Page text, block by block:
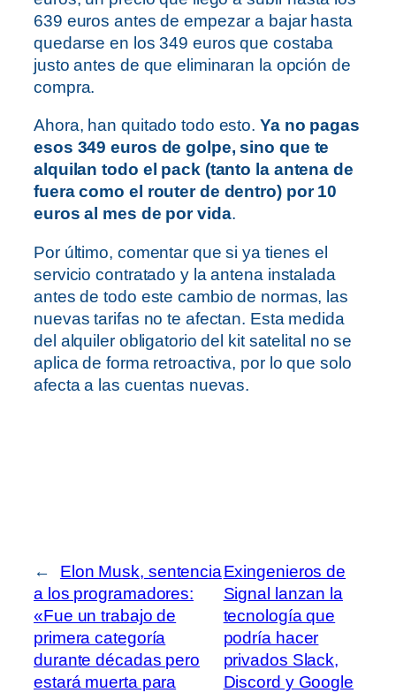
639 euros antes de empezar a bajar hasta
quedarse en los 349 euros que costaba
justo antes de que eliminaran la opción de
compra.
Ahora, han quitado todo esto. Ya no pagas
esos 349 euros de golpe, sino que te
alquilan todo el pack (tanto la antena de
fuera como el router de dentro) por 10
euros al mes de por vida.
Por último, comentar que si ya tienes el
servicio contratado y la antena instalada
antes de todo este cambio de normas, las
nuevas tarifas no te afectan. Esta medida
del alquiler obligatorio del kit satelital no se
aplica de forma retroactiva, por lo que solo
afecta a las cuentas nuevas.
←
Elon Musk, sentencia
a los programadores:
«Fue un trabajo de
primera categoría
durante décadas pero
estará muerta para
Exingenieros de
Signal lanzan la
tecnología que
podría hacer
privados Slack,
Discord y Google